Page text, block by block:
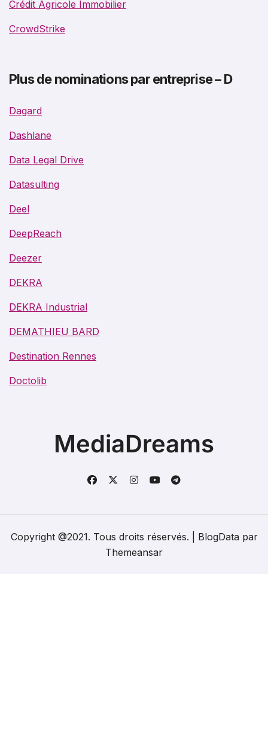
Crédit Agricole Immobilier
CrowdStrike
Plus de nominations par entreprise – D
Dagard
Dashlane
Data Legal Drive
Datasulting
Deel
DeepReach
Deezer
DEKRA
DEKRA Industrial
DEMATHIEU BARD
Destination Rennes
Doctolib
MediaDreams
Copyright @2021. Tous droits réservés. BlogDatapar
Themeansar